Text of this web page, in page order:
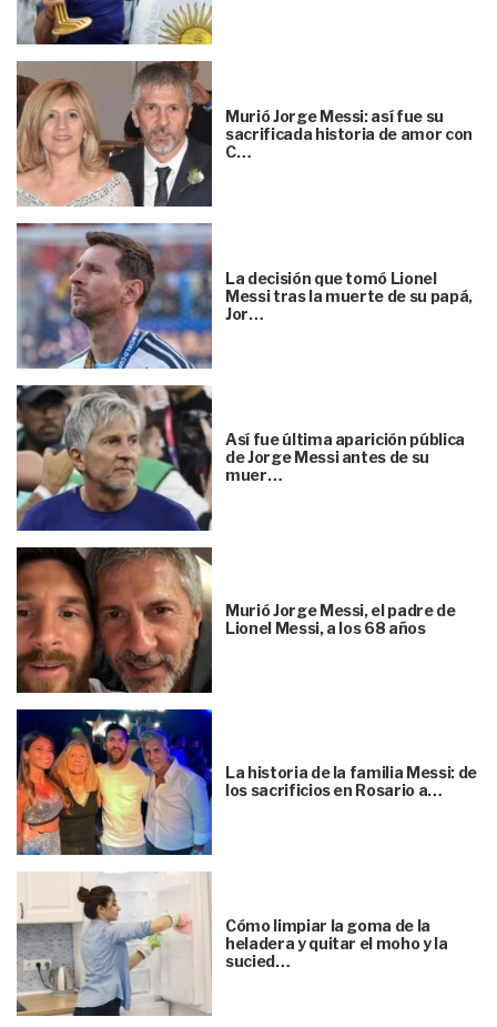
Murió Jorge Messi: así fue su
sacrificada historia de amor con
C…
La decisión que tomó Lionel
Messi tras la muerte de su papá,
Jor…
Así fue última aparición pública
de Jorge Messi antes de su
muer…
Murió Jorge Messi, el padre de
Lionel Messi, a los 68 años
La historia de la familia Messi: de
los sacrificios en Rosario a…
Cómo limpiar la goma de la
heladera y quitar el moho y la
sucied…